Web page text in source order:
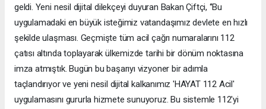
geldi. Yeni nesil dijital dilekçeyi duyuran Bakan Çiftçi, ‘’Bu
uygulamadaki en büyük isteğimiz vatandaşımız devlete en hızlı
şekilde ulaşması. Geçmişte tüm acil çağrı numaralarını 112
çatısı altında toplayarak ülkemizde tarihi bir dönüm noktasına
imza atmıştık. Bugün bu başarıyı vizyoner bir adımla
taçlandırıyor ve yeni nesil dijital kalkanımız 'HAYAT 112 Acil'
uygulamasını gururla hizmete sunuyoruz. Bu sistemle 112'yi